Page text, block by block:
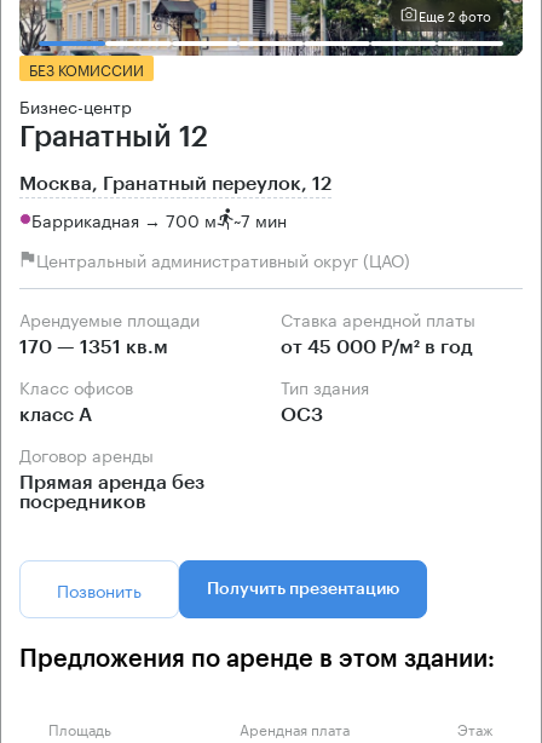
Еще 2 фото
БЕЗ КОМИССИИ
Бизнес-центр
Гранатный 12
Москва, Гранатный переулок, 12
Баррикадная → 700 м ~7 мин
Центральный административный округ (ЦАО)
Арендуемые площади
170 — 1351 кв.м
Ставка арендной платы
от 45 000 Р/м² в год
Класс офисов
класс А
Тип здания
ОСЗ
Договор аренды
Прямая аренда без
посредников
Позвонить Получить презентацию
Предложения по аренде в этом здании:
Площадь Арендная плата Этаж